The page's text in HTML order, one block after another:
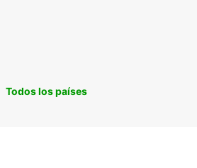
Todos los países